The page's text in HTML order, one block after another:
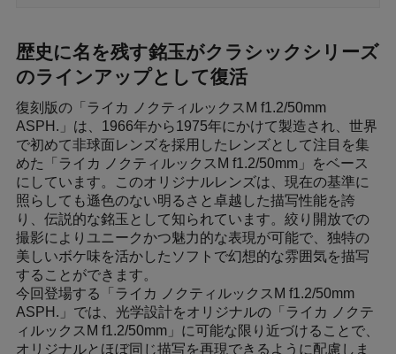
歴史に名を残す銘玉がクラシックシリーズ
のラインアップとして復活
復刻版の「ライカ ノクティルックスM f1.2/50mm
ASPH.」は、1966年から1975年にかけて製造され、世界
で初めて非球面レンズを採用したレンズとして注目を集
めた「ライカ ノクティルックスM f1.2/50mm」をベース
にしています。このオリジナルレンズは、現在の基準に
照らしても遜色のない明るさと卓越した描写性能を誇
り、伝説的な銘玉として知られています。絞り開放での
撮影によりユニークかつ魅力的な表現が可能で、独特の
美しいボケ味を活かしたソフトで幻想的な雰囲気を描写
することができます。
今回登場する「ライカ ノクティルックスM f1.2/50mm
ASPH.」では、光学設計をオリジナルの「ライカ ノクテ
ィルックスM f1.2/50mm」に可能な限り近づけることで、
オリジナルとほぼ同じ描写を再現できるように配慮しま